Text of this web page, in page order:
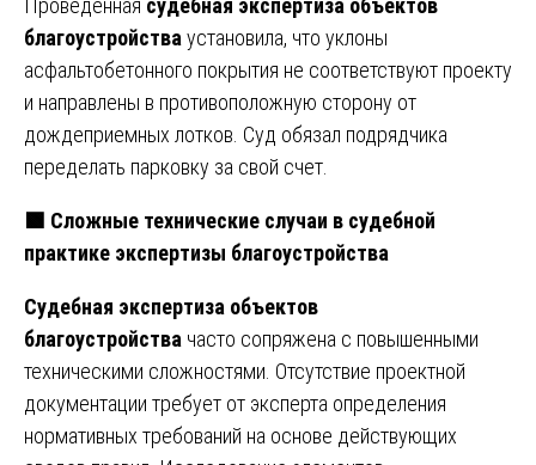
Проведенная судебная экспертиза объектов
благоустройства установила, что уклоны
асфальтобетонного покрытия не соответствуют проекту
и направлены в противоположную сторону от
дождеприемных лотков. Суд обязал подрядчика
переделать парковку за свой счет.
🟩 Сложные технические случаи в судебной
практике экспертизы благоустройства
Судебная экспертиза объектов
благоустройства часто сопряжена с повышенными
техническими сложностями. Отсутствие проектной
документации требует от эксперта определения
нормативных требований на основе действующих